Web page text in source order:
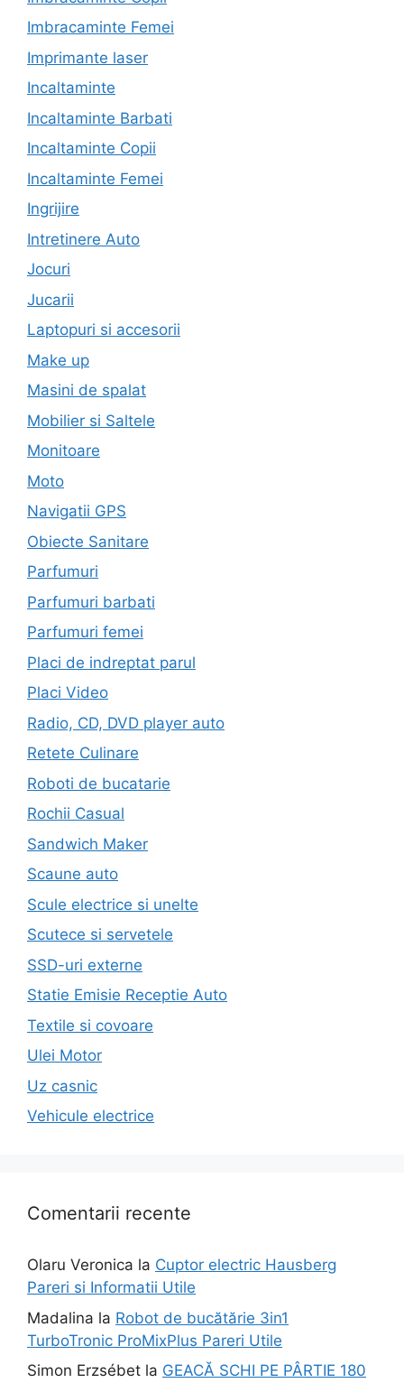
Imbracaminte Femei
Imprimante laser
Incaltaminte
Incaltaminte Barbati
Incaltaminte Copii
Incaltaminte Femei
Ingrijire
Intretinere Auto
Jocuri
Jucarii
Laptopuri si accesorii
Make up
Masini de spalat
Mobilier si Saltele
Monitoare
Moto
Navigatii GPS
Obiecte Sanitare
Parfumuri
Parfumuri barbati
Parfumuri femei
Placi de indreptat parul
Placi Video
Radio, CD, DVD player auto
Retete Culinare
Roboti de bucatarie
Rochii Casual
Sandwich Maker
Scaune auto
Scule electrice si unelte
Scutece si servetele
SSD-uri externe
Statie Emisie Receptie Auto
Textile si covoare
Ulei Motor
Uz casnic
Vehicule electrice
Comentarii recente
Olaru Veronica la Cuptor electric Hausberg
Pareri si Informatii Utile
Madalina la Robot de bucătărie 3in1
TurboTronic ProMixPlus Pareri Utile
Simon Erzsébet la GEACĂ SCHI PE PÂRTIE 180